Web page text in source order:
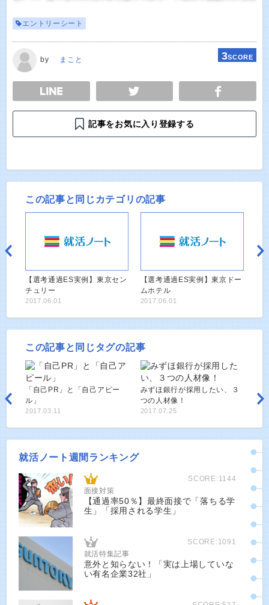
エントリーシート
by まこと 3SCORE
TWEET
記事をお気に入り登録する
この記事と同じカテゴリの記事
【選考通過ES実例】東京セン
チュリー
2017.06.01
【選考通過ES実例】東京ドー
ムホテル
2017.06.01
この記事と同じタグの記事
「自己PR」と「自己アピー
ル」
2017.03.11
みずほ銀行が採用したい、３
つの人材像！
2017.07.25
就活ノート週間ランキング
SCORE:1144
面接対策
【通過率50％】最終面接で「落ちる学
生」「採用される学生」
SCORE:1091
就活特集記事
意外と知らない！「実は上場していな
い有名企業32社」